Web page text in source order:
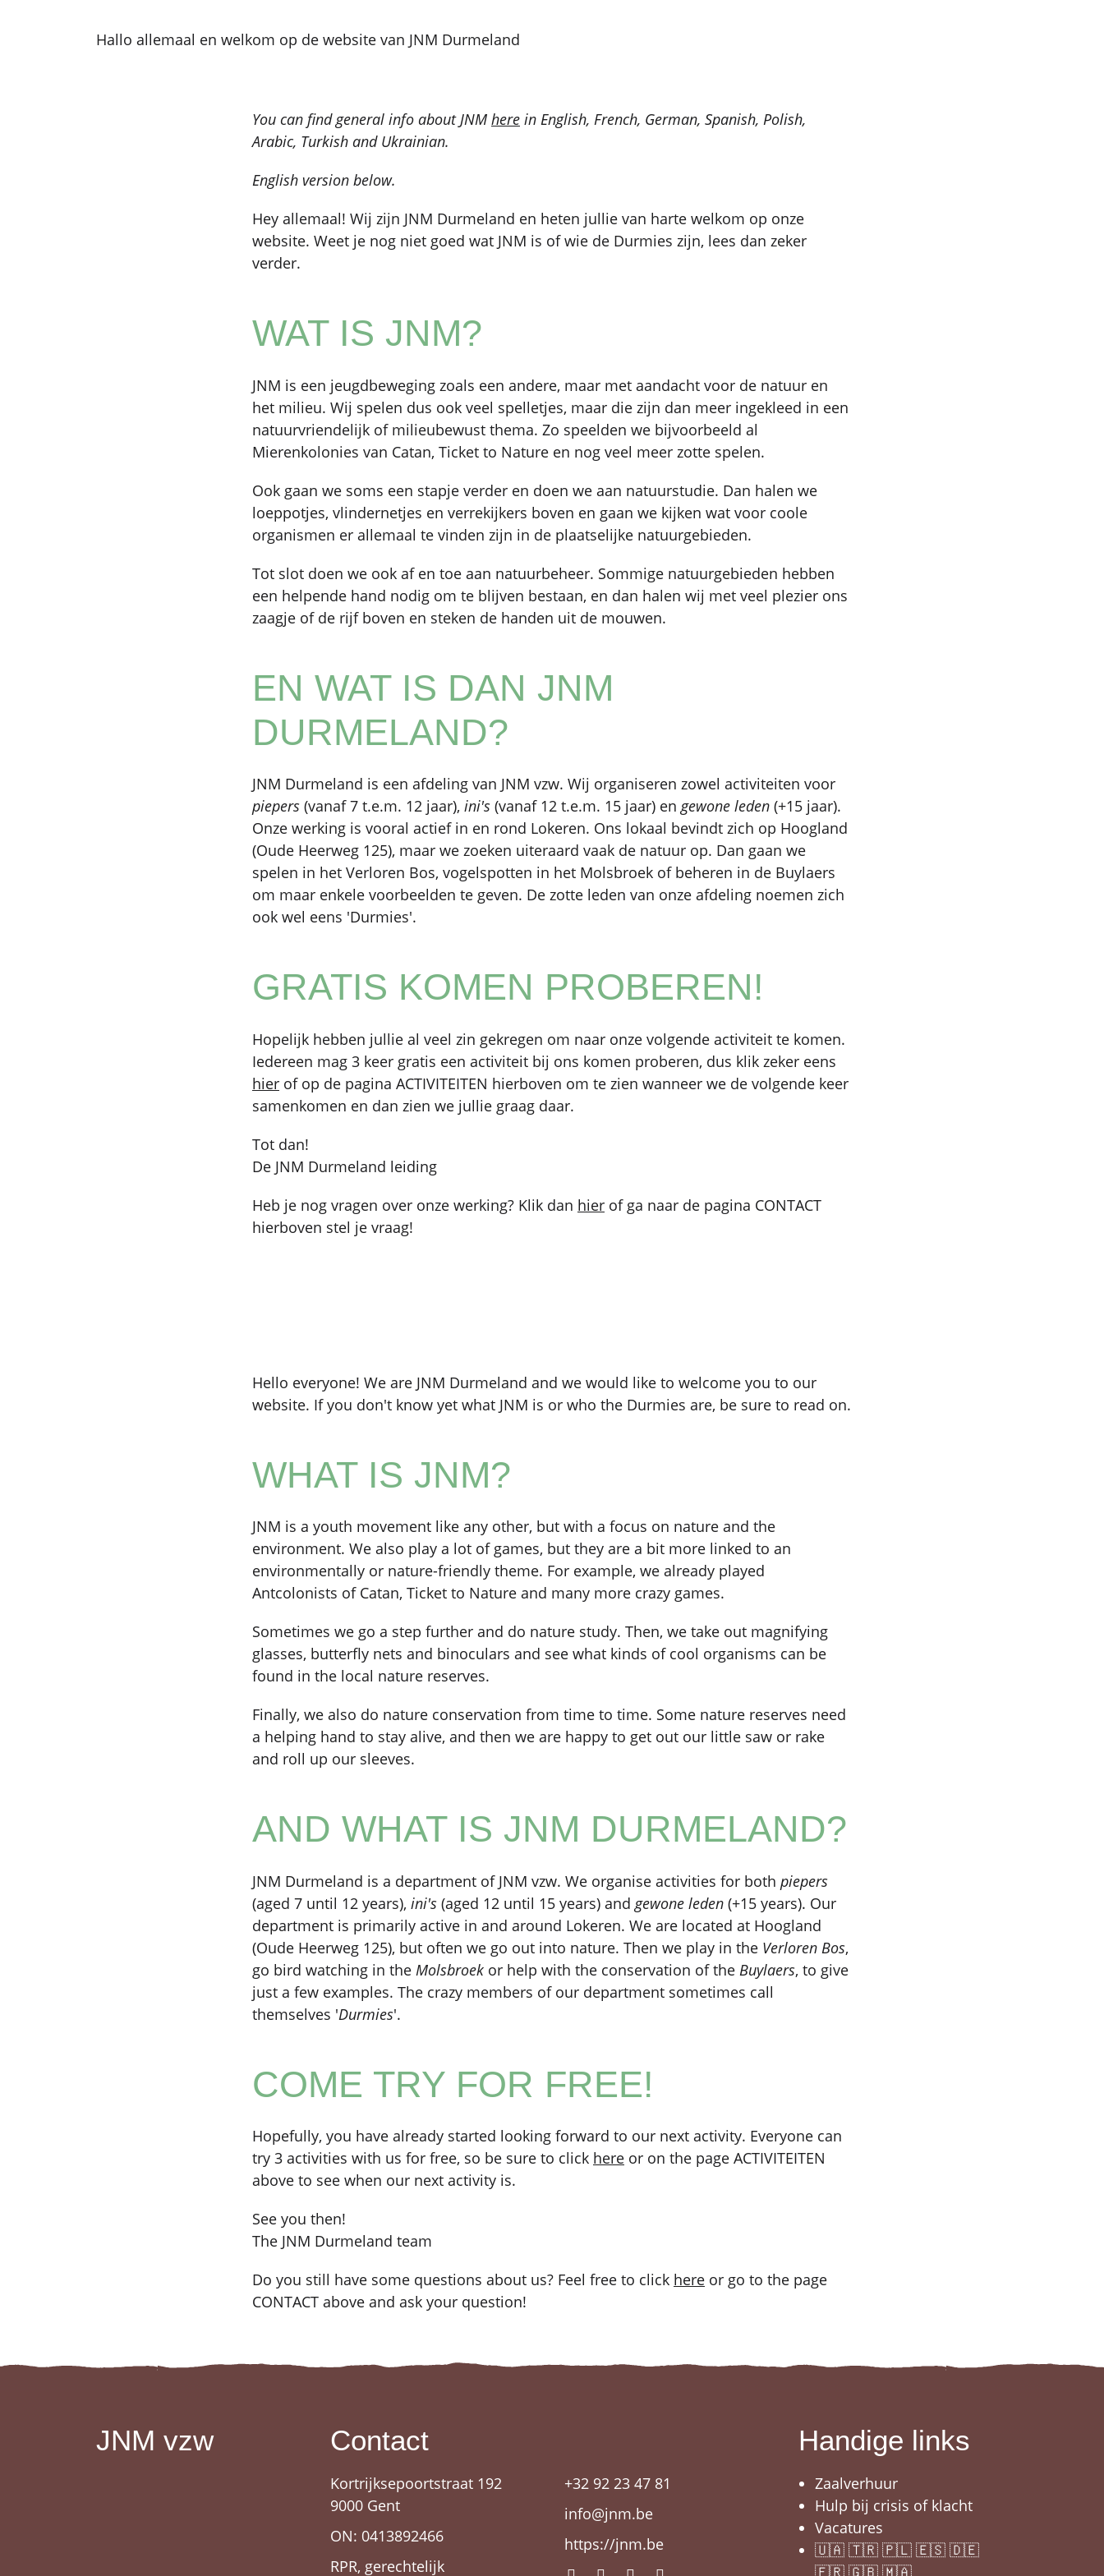
Hallo allemaal en welkom op de website van JNM Durmeland
You can find general info about JNM here in English, French, German, Spanish, Polish,
Arabic, Turkish and Ukrainian.
English version below.
Hey allemaal! Wij zijn JNM Durmeland en heten jullie van harte welkom op onze
website. Weet je nog niet goed wat JNM is of wie de Durmies zijn, lees dan zeker
verder.
WAT IS JNM?
JNM is een jeugdbeweging zoals een andere, maar met aandacht voor de natuur en
het milieu. Wij spelen dus ook veel spelletjes, maar die zijn dan meer ingekleed in een
natuurvriendelijk of milieubewust thema. Zo speelden we bijvoorbeeld al
Mierenkolonies van Catan, Ticket to Nature en nog veel meer zotte spelen.
Ook gaan we soms een stapje verder en doen we aan natuurstudie. Dan halen we
loeppotjes, vlindernetjes en verrekijkers boven en gaan we kijken wat voor coole
organismen er allemaal te vinden zijn in de plaatselijke natuurgebieden.
Tot slot doen we ook af en toe aan natuurbeheer. Sommige natuurgebieden hebben
een helpende hand nodig om te blijven bestaan, en dan halen wij met veel plezier ons
zaagje of de rijf boven en steken de handen uit de mouwen.
EN WAT IS DAN JNM
DURMELAND?
JNM Durmeland is een afdeling van JNM vzw. Wij organiseren zowel activiteiten voor
piepers (vanaf 7 t.e.m. 12 jaar), ini's (vanaf 12 t.e.m. 15 jaar) engewone leden (+15 jaar).
Onze werking is vooral actief in en rond Lokeren. Ons lokaal bevindt zich op Hoogland
(Oude Heerweg 125), maar we zoeken uiteraard vaak de natuur op. Dan gaan we
spelen in het Verloren Bos, vogelspotten in het Molsbroek of beheren in de Buylaers
om maar enkele voorbeelden te geven. De zotte leden van onze afdeling noemen zich
ook wel eens 'Durmies'.
GRATIS KOMEN PROBEREN!
Hopelijk hebben jullie al veel zin gekregen om naar onze volgende activiteit te komen.
Iedereen mag 3 keer gratis een activiteit bij ons komen proberen, dus klik zeker eens
hier of op de pagina ACTIVITEITEN hierboven om te zien wanneer we de volgende keer
samenkomen en dan zien we jullie graag daar.
Tot dan!
De JNM Durmeland leiding
Heb je nog vragen over onze werking? Klik dan hier of ga naar de pagina CONTACT
hierboven stel je vraag!
Hello everyone! We are JNM Durmeland and we would like to welcome you to our
website. If you don't know yet what JNM is or who the Durmies are, be sure to read on.
WHAT IS JNM?
JNM is a youth movement like any other, but with a focus on nature and the
environment. We also play a lot of games, but they are a bit more linked to an
environmentally or nature-friendly theme. For example, we already played
Antcolonists of Catan, Ticket to Nature and many more crazy games.
Sometimes we go a step further and do nature study. Then, we take out magnifying
glasses, butterfly nets and binoculars and see what kinds of cool organisms can be
found in the local nature reserves.
Finally, we also do nature conservation from time to time. Some nature reserves need
a helping hand to stay alive, and then we are happy to get out our little saw or rake
and roll up our sleeves.
AND WHAT IS JNM DURMELAND?
JNM Durmeland is a department of JNM vzw. We organise activities for both piepers
(aged 7 until 12 years), ini's (aged 12 until 15 years) and gewone leden (+15 years). Our
department is primarily active in and around Lokeren. We are located at Hoogland
(Oude Heerweg 125), but often we go out into nature. Then we play in the Verloren Bos,
go bird watching in the Molsbroek or help with the conservation of the Buylaers, to give
just a few examples. The crazy members of our department sometimes call
themselves 'Durmies'.
COME TRY FOR FREE!
Hopefully, you have already started looking forward to our next activity. Everyone can
try 3 activities with us for free, so be sure to click here or on the page ACTIVITEITEN
above to see when our next activity is.
See you then!
The JNM Durmeland team
Do you still have some questions about us? Feel free to click here or go to the page
CONTACT above and ask your question!
JNM vzw Contact
Kortrijksepoortstraat 192
9000 Gent
ON: 0413892466
RPR, gerechtelijk
+32 92 23 47 81
info@jnm.be
https://jnm.be
Handige links
Zaalverhuur
Hulp bij crisis of klacht
Vacatures
🇺🇦 🇹🇷 🇵🇱 🇪🇸 🇩🇪
🇫🇷 🇬🇧 🇲🇦